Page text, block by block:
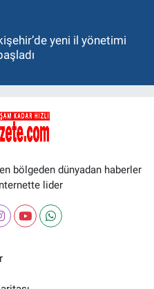
yeni il yönetimi
bölgeden dünyadan haberler
lider